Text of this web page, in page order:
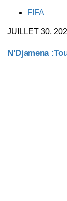
TAGSFIFA
JUILLET 30,
N’Djamena